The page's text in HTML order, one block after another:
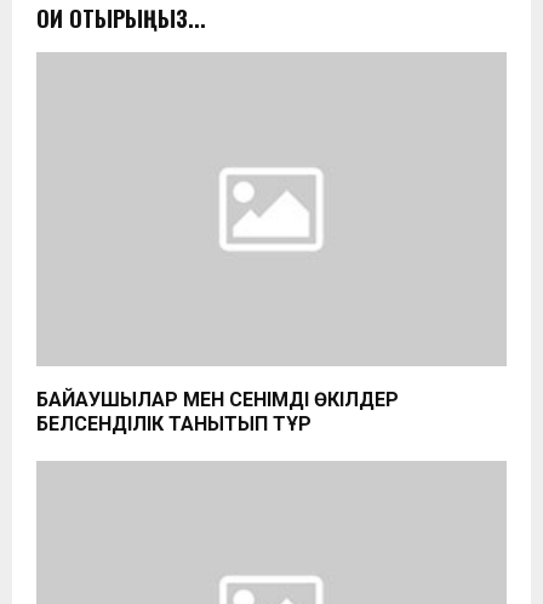
ОҚИ ОТЫРЫҢЫЗ...
БАЙҚАУШЫЛАР МЕН СЕНІМДІ ӨКІЛДЕР
БЕЛСЕНДІЛІК ТАНЫТЫП ТҰР